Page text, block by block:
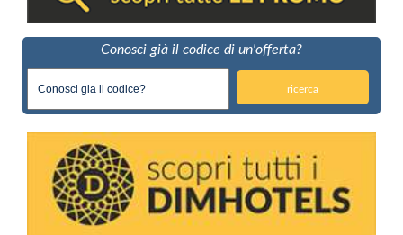
Conosci già il codice di un'offerta?
ricerca